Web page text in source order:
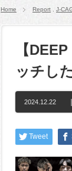
Home Report J-
【
ッチし
2024.12.22
Tweet